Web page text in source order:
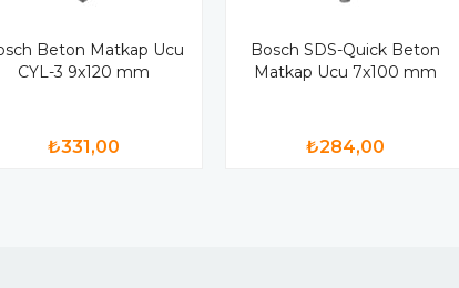
Beton Matkap Ucu
CYL-3 9x120 mm
₺331,00
Bosch SDS-Quick Beton
Matkap Ucu 7x100 mm
₺284,00